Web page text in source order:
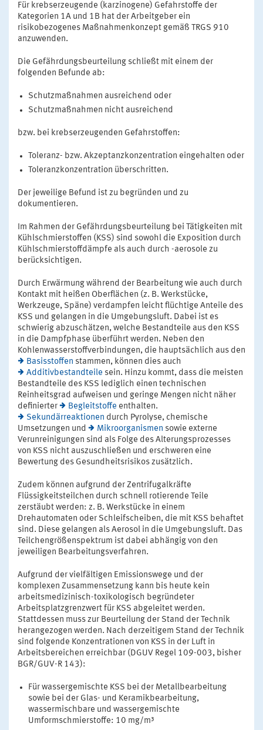
Für krebserzeugende (karzinogene) Gefahrstoffe der
Kategorien 1A und 1B hat der Arbeitgeber ein
risikobezogenes Maßnahmenkonzept gemäß TRGS 910
anzuwenden.
Die Gefährdungsbeurteilung schließt mit einem der
folgenden Befunde ab:
Schutzmaßnahmen ausreichend oder
Schutzmaßnahmen nicht ausreichend
bzw. bei krebserzeugenden Gefahrstoffen:
Toleranz- bzw. Akzeptanzkonzentration eingehalten oder
Toleranzkonzentration überschritten.
Der jeweilige Befund ist zu begründen und zu
dokumentieren.
Im Rahmen der Gefährdungsbeurteilung bei Tätigkeiten mit
Kühlschmierstoffen (KSS) sind sowohl die Exposition durch
Kühlschmierstoffdämpfe als auch durch -aerosole zu
berücksichtigen.
Durch Erwärmung während der Bearbeitung wie auch durch
Kontakt mit heißen Oberflächen (z. B. Werkstücke,
Werkzeuge, Späne) verdampfen leicht flüchtige Anteile des
KSS und gelangen in die Umgebungsluft. Dabei ist es
schwierig abzuschätzen, welche Bestandteile aus den KSS
in die Dampfphase überführt werden. Neben den
Kohlenwasserstoffverbindungen, die hauptsächlich aus den
Basisstoffen stammen, können dies auch
Additivbestandteile sein. Hinzu kommt, dass die meisten
Bestandteile des KSS lediglich einen technischen
Reinheitsgrad aufweisen und geringe Mengen nicht näher
definierter
Begleitstoffe enthalten.
Sekundärreaktionen durch Pyrolyse, chemische
Umsetzungen und
Mikroorganismen sowie externe
Verunreinigungen sind als Folge des Alterungsprozesses
von KSS nicht auszuschließen und erschweren eine
Bewertung des Gesundheitsrisikos zusätzlich.
Zudem können aufgrund der Zentrifugalkräfte
Flüssigkeitsteilchen durch schnell rotierende Teile
zerstäubt werden: z. B. Werkstücke in einem
Drehautomaten oder Schleifscheiben, die mit KSS behaftet
sind. Diese gelangen als Aerosol in die Umgebungsluft. Das
Teilchengrößenspektrum ist dabei abhängig von den
jeweiligen Bearbeitungsverfahren.
Aufgrund der vielfältigen Emissionswege und der
komplexen Zusammensetzung kann bis heute kein
arbeitsmedizinisch-toxikologisch begründeter
Arbeitsplatzgrenzwert für KSS abgeleitet werden.
Stattdessen muss zur Beurteilung der Stand der Technik
herangezogen werden. Nach derzeitigem Stand der Technik
sind folgende Konzentrationen von KSS in der Luft in
Arbeitsbereichen erreichbar (DGUV Regel 109-003, bisher
BGR/GUV-R 143):
Für wassergemischte KSS bei der Metallbearbeitung
sowie bei der Glas- und Keramikbearbeitung,
wassermischbare und wassergemischte
Umformschmierstoffe: 10 mg/m³